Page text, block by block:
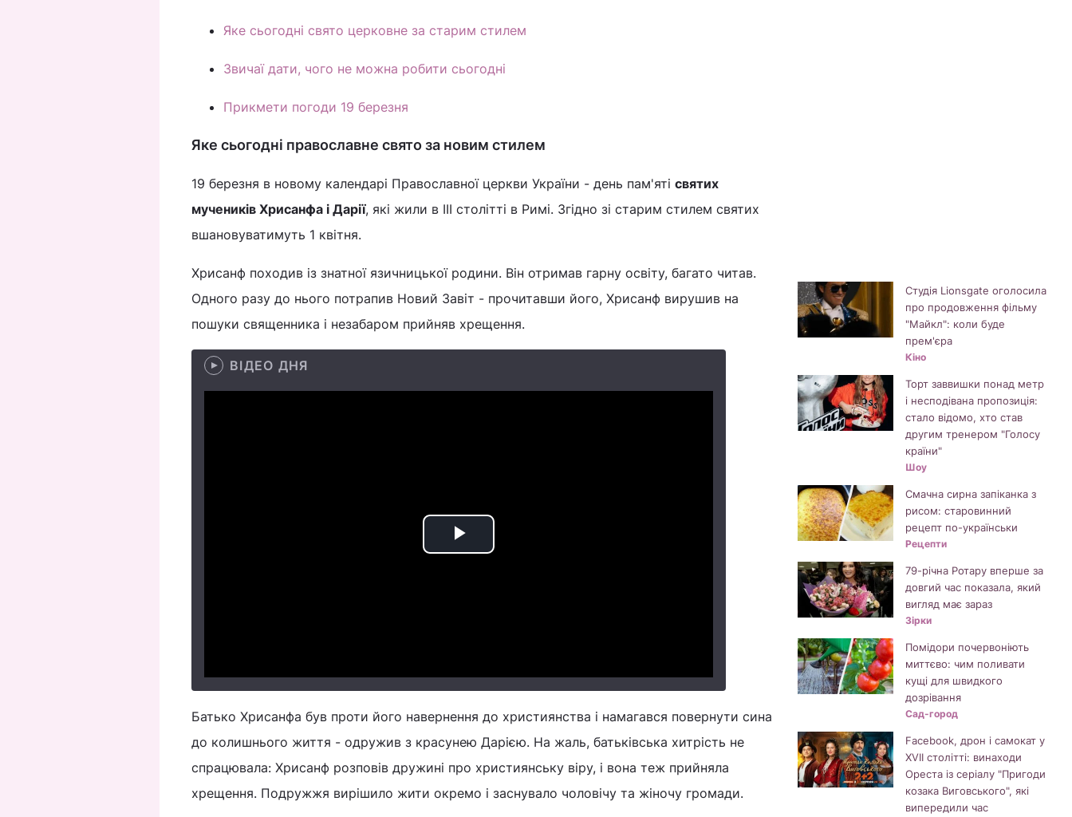
Яке сьогодні свято церковне за старим стилем
Звичаї дати, чого не можна робити сьогодні
Прикмети погоди 19 березня
Яке сьогодні православне свято за новим стилем
19 березня в новому календарі Православної церкви України - день пам'яті святих
мучеників Хрисанфа і Дарії, які жили в III столітті в Римі. Згідно зі старим стилем святих
вшановуватимуть 1 квітня.
Хрисанф походив із знатної язичницької родини. Він отримав гарну освіту, багато читав.
Одного разу до нього потрапив Новий Завіт - прочитавши його, Хрисанф вирушив на
пошуки священника і незабаром прийняв хрещення.
ВІДЕО ДНЯ
Play
Батько Хрисанфа був проти його навернення до християнства і намагався повернути сина
до колишнього життя - одружив з красунею Дарією. На жаль, батьківська хитрість не
спрацювала: Хрисанф розповів дружині про християнську віру, і вона теж прийняла
хрещення. Подружжя вирішило жити окремо і заснувало чоловічу та жіночу громади.
Студія Lionsgate оголосила
про продовження фільму
"Майкл": коли буде
прем'єра
Кіно
Торт заввишки понад метр
і несподівана пропозиція:
стало відомо, хто став
другим тренером "Голосу
країни"
Шоу
Смачна сирна запіканка з
рисом: старовинний
рецепт по-українськи
Рецепти
79-річна Ротару вперше за
довгий час показала, який
вигляд має зараз
Зірки
Помідори почервоніють
миттєво: чим поливати
кущі для швидкого
дозрівання
Сад-город
Facebook, дрон і самокат у
XVII столітті: винаходи
Ореста із серіалу "Пригоди
козака Виговського", які
випередили час